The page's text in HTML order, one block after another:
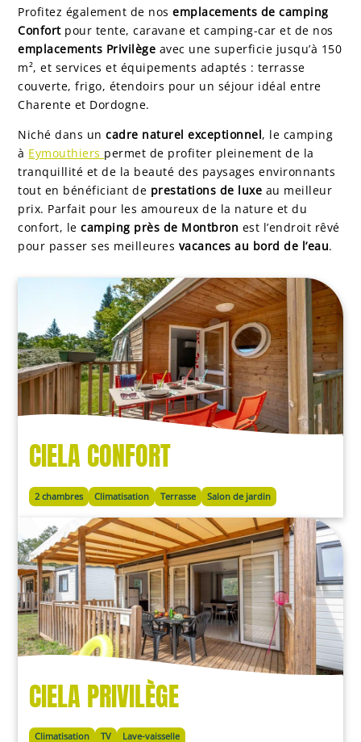
Profitez également de nosemplacements de camping
Confort pour tente, caravane et camping-car et de nos
emplacements Privilège avec une superficie jusqu’à 150
m², et services et équipements adaptés : terrasse
couverte, frigo, étendoirs pour un séjour idéal entre
Charente et Dordogne.
Niché dans uncadre naturel exceptionnel, le camping
à Eymouthiers permet de profiter pleinement de la
tranquillité et de la beauté des paysages environnants
tout en bénéficiant de prestations de luxe au meilleur
prix. Parfait pour les amoureux de la nature et du
confort, le camping près de Montbron est l’endroit rêvé
pour passer ses meilleures vacances au bord de l’eau.
CIELA CONFORT
2 chambres Climatisation Terrasse Salon de jardin
CIELA PRIVILÈGE
Climatisation TV Lave-vaisselle